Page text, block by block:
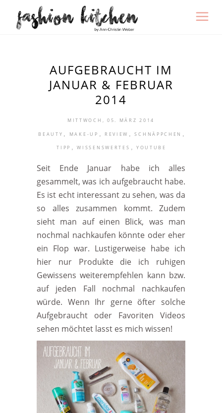
AUFGEBRAUCHT IM
JANUAR & FEBRUAR
2014
MITTWOCH, 05. MÄRZ 2014
BEAUTY , MAKE-UP , REVIEW , SCHNÄPPCHEN ,
TIPP , WISSENSWERTES , YOUTUBE
Seit Ende Januar habe ich alles
gesammelt, was ich aufgebraucht habe.
Es ist echt interessant zu sehen, was da
so alles zusammen kommt. Zudem
sieht man auf einen Blick, was man
nochmal nachkaufen könnte oder eher
ein Flop war. Lustigerweise habe ich
hier nur Produkte die ich ruhigen
Gewissens weiterempfehlen kann bzw.
auf jeden Fall nochmal nachkaufen
würde. Wenn Ihr gerne öfter solche
Aufgebraucht oder Favoriten Videos
sehen möchtet lasst es mich wissen!